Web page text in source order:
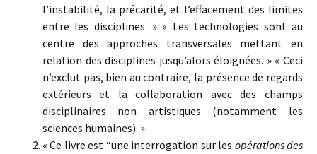
l’instabilité, la précarité, et l’effacement des limites
entre les disciplines. » « Les technologies sont au
centre des approches transversales mettant en
relation des disciplines jusqu’alors éloignées. » « Ceci
n’exclut pas, bien au contraire, la présence de regards
extérieurs et la collaboration avec des champs
disciplinaires non artistiques (notamment les
sciences humaines). »
« Ce livre est “une interrogation sur les opérations des